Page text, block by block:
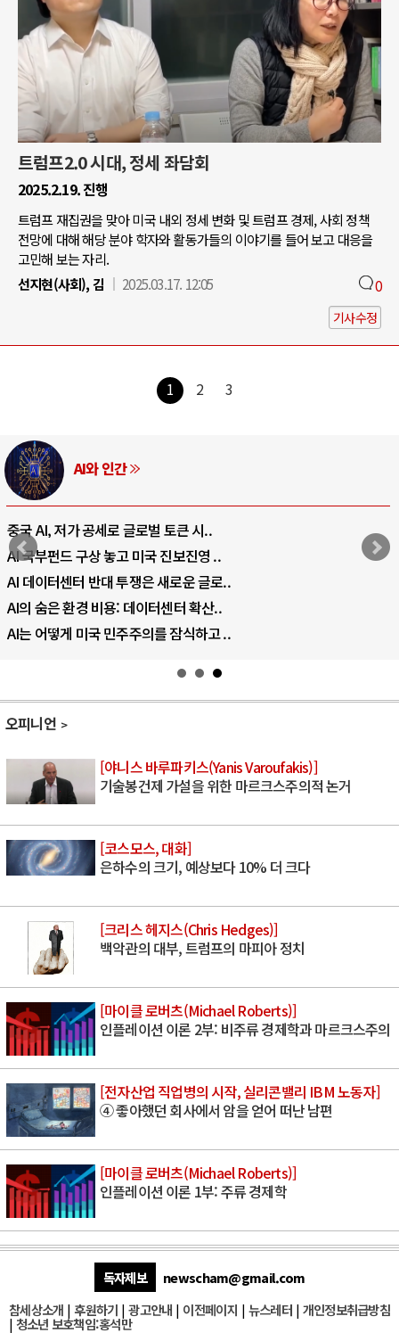
트럼프2.0 시대, 정세 좌담회
2025.2.19. 진행
트럼프 재집권을 맞아 미국 내외 정세 변화 및 트럼프 경제, 사회 정책
전망에 대해 해당 분야 학자와 활동가들의 이야기를 들어 보고 대응을
고민해 보는 자리.
선지현(사회), 김
2025.03.17. 12:05 0
기사수정
1 2 3
AI와 인간
중국 AI, 저가 공세로 글로벌 토큰 시..
AI 국부펀드 구상 놓고 미국 진보진영 ..
AI 데이터센터 반대 투쟁은 새로운 글로..
AI의 숨은 환경 비용: 데이터센터 확산..
AI는 어떻게 미국 민주주의를 잠식하고 ..
오피니언
[야니스 바루파키스(Yanis Varoufakis)]
기술봉건제 가설을 위한 마르크스주의적 논거
[코스모스, 대화]
은하수의 크기, 예상보다 10% 더 크다
[크리스 헤지스(Chris Hedges)]
백악관의 대부, 트럼프의 마피아 정치
[마이클 로버츠(Michael Roberts)]
인플레이션 이론 2부: 비주류 경제학과 마르크스주의
[전자산업 직업병의 시작, 실리콘밸리 IBM 노동자]
④ 좋아했던 회사에서 암을 얻어 떠난 남편
[마이클 로버츠(Michael Roberts)]
인플레이션 이론 1부: 주류 경제학
독자제보
newscham@gmail.com
참세상소개 | 후원하기 |광고안내 | 이전페이지 | 뉴스레터| 개인정보취급방침
| 청소년 보호책임:홍석만